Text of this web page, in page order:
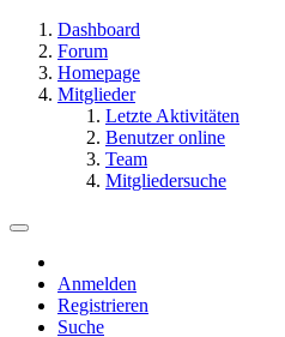
Dashboard
Forum
Homepage
Mitglieder
Letzte Aktivitäten
Benutzer online
Team
Mitgliedersuche
Anmelden
Registrieren
Suche